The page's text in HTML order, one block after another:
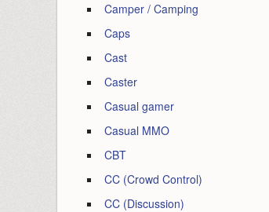
Camper / Camping
Caps
Cast
Caster
Casual gamer
Casual MMO
CBT
CC (Crowd Control)
CC (Discussion)